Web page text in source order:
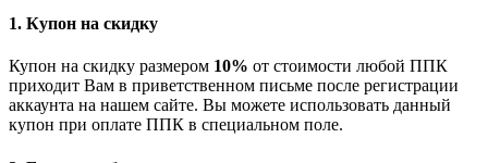
1. Купон на скидку
Купон на скидку размером 10% от стоимости любой ППК
приходит Вам в приветственном письме после регистрации
аккаунта на нашем сайте. Вы можете использовать данный
купон при оплате ППК в специальном поле.